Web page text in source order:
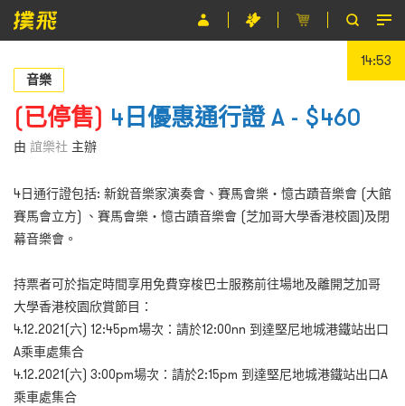
節目
主辦單位
關於撲飛
條款及細則
EN
14:53
音樂
(已停售) 4日優惠通行證 A - $460
由 誼樂社 主辦
4日通行證包括: 新銳音樂家演奏會、賽馬會樂‧憶古蹟音樂會 (大館
賽馬會立方) 、賽馬會樂・憶古蹟音樂會 (芝加哥大學香港校園)及閉
幕音樂會。
持票者可於指定時間享用免費穿梭巴士服務前往場地及離開芝加哥
大學香港校園欣賞節目：
4.12.2021(六) 12:45pm場次：請於12:00nn 到達堅尼地城港鐵站出口
A乘車處集合
4.12.2021(六) 3:00pm場次：請於2:15pm 到達堅尼地城港鐵站出口A
乘車處集合